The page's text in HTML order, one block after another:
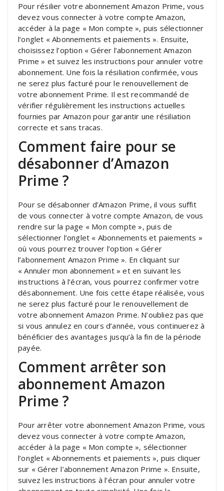
Pour résilier votre abonnement Amazon Prime, vous
devez vous connecter à votre compte Amazon,
accéder à la page « Mon compte », puis sélectionner
l’onglet « Abonnements et paiements ». Ensuite,
choisissez l’option « Gérer l’abonnement Amazon
Prime » et suivez les instructions pour annuler votre
abonnement. Une fois la résiliation confirmée, vous
ne serez plus facturé pour le renouvellement de
votre abonnement Prime. Il est recommandé de
vérifier régulièrement les instructions actuelles
fournies par Amazon pour garantir une résiliation
correcte et sans tracas.
Comment faire pour se
désabonner d’Amazon
Prime ?
Pour se désabonner d’Amazon Prime, il vous suffit
de vous connecter à votre compte Amazon, de vous
rendre sur la page « Mon compte », puis de
sélectionner l’onglet « Abonnements et paiements »
où vous pourrez trouver l’option « Gérer
l’abonnement Amazon Prime ». En cliquant sur
« Annuler mon abonnement » et en suivant les
instructions à l’écran, vous pourrez confirmer votre
désabonnement. Une fois cette étape réalisée, vous
ne serez plus facturé pour le renouvellement de
votre abonnement Amazon Prime. N’oubliez pas que
si vous annulez en cours d’année, vous continuerez à
bénéficier des avantages jusqu’à la fin de la période
payée.
Comment arrêter son
abonnement Amazon
Prime ?
Pour arrêter votre abonnement Amazon Prime, vous
devez vous connecter à votre compte Amazon,
accéder à la page « Mon compte », sélectionner
l’onglet « Abonnements et paiements », puis cliquer
sur « Gérer l’abonnement Amazon Prime ». Ensuite,
suivez les instructions à l’écran pour annuler votre